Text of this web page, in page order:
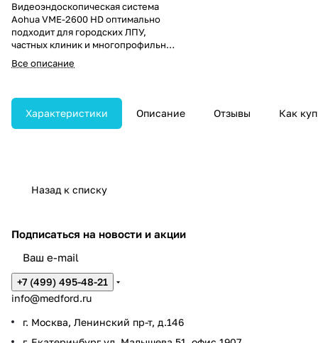
Видеоэндоскопическая система
Aohua VME-2600 HD оптимально
подходит для городских ЛПУ,
частных клиник и многопрофильных
стационаров. HD-разрешение
обеспечивает высокую чёткость
визуализировать структуру тканей,
слизистой и новообразований.
Все описание
Характеристики Описание Отзывы Как
Назад к списку
Подписаться на новости и акции
+7 (499) 495-48-21
info@medford.ru
г. Москва, Ленинский пр-т, д.146